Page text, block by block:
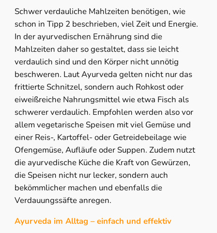
Schwer verdauliche Mahlzeiten benötigen, wie
schon in Tipp 2 beschrieben, viel Zeit und Energie.
In der ayurvedischen Ernährung sind die
Mahlzeiten daher so gestaltet, dass sie leicht
verdaulich sind und den Körper nicht unnötig
beschweren. Laut Ayurveda gelten nicht nur das
frittierte Schnitzel, sondern auch Rohkost oder
eiweißreiche Nahrungsmittel wie etwa Fisch als
schwerer verdaulich. Empfohlen werden also vor
allem vegetarische Speisen mit viel Gemüse und
einer Reis-, Kartoffel- oder Getreidebeilage wie
Ofengemüse, Aufläufe oder Suppen. Zudem nutzt
die ayurvedische Küche die Kraft von Gewürzen,
die Speisen nicht nur lecker, sondern auch
bekömmlicher machen und ebenfalls die
Verdauungssäfte anregen.
Ayurveda im Alltag – einfach und effektiv